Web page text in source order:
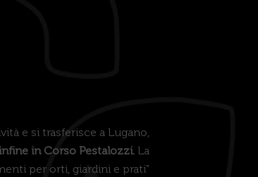
e si trasferisce a Lugano,
in Corso Pestalozzi. La
per orti, giardini e prati”